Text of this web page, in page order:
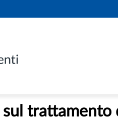
sul